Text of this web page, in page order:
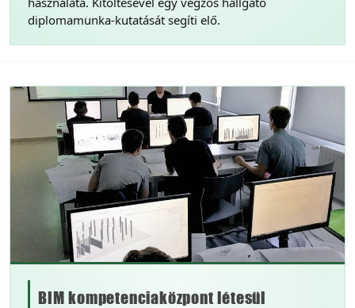
diplomamunka-kutatását segíti elő.
BIM kompetenciaközpont létesül